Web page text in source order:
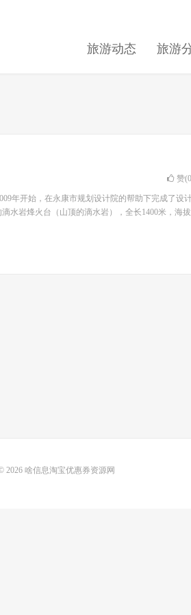
旅游动态 旅游
赞(0
年开始，在永康市规划设计院的帮助下完成了设
水岩烽火台（山顶的滴水岩），全长1400米，海拔
2026 啥信息淘宝优惠券资源网